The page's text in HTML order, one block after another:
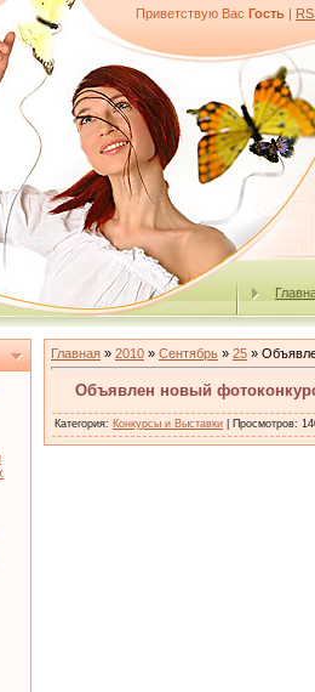
Приветствую Вас Гость |
Главная » 2010 » Сентябрь » 25 »
Объявлен новый
Категория: Конкурсы и Выставки Просмотров: